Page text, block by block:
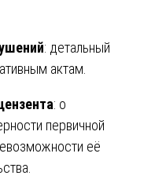
: детальный
актам.
: о
первичной
её